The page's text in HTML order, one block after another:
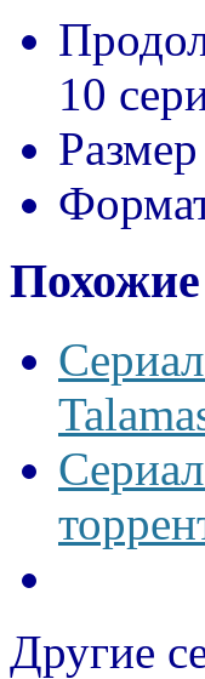
10
Другие